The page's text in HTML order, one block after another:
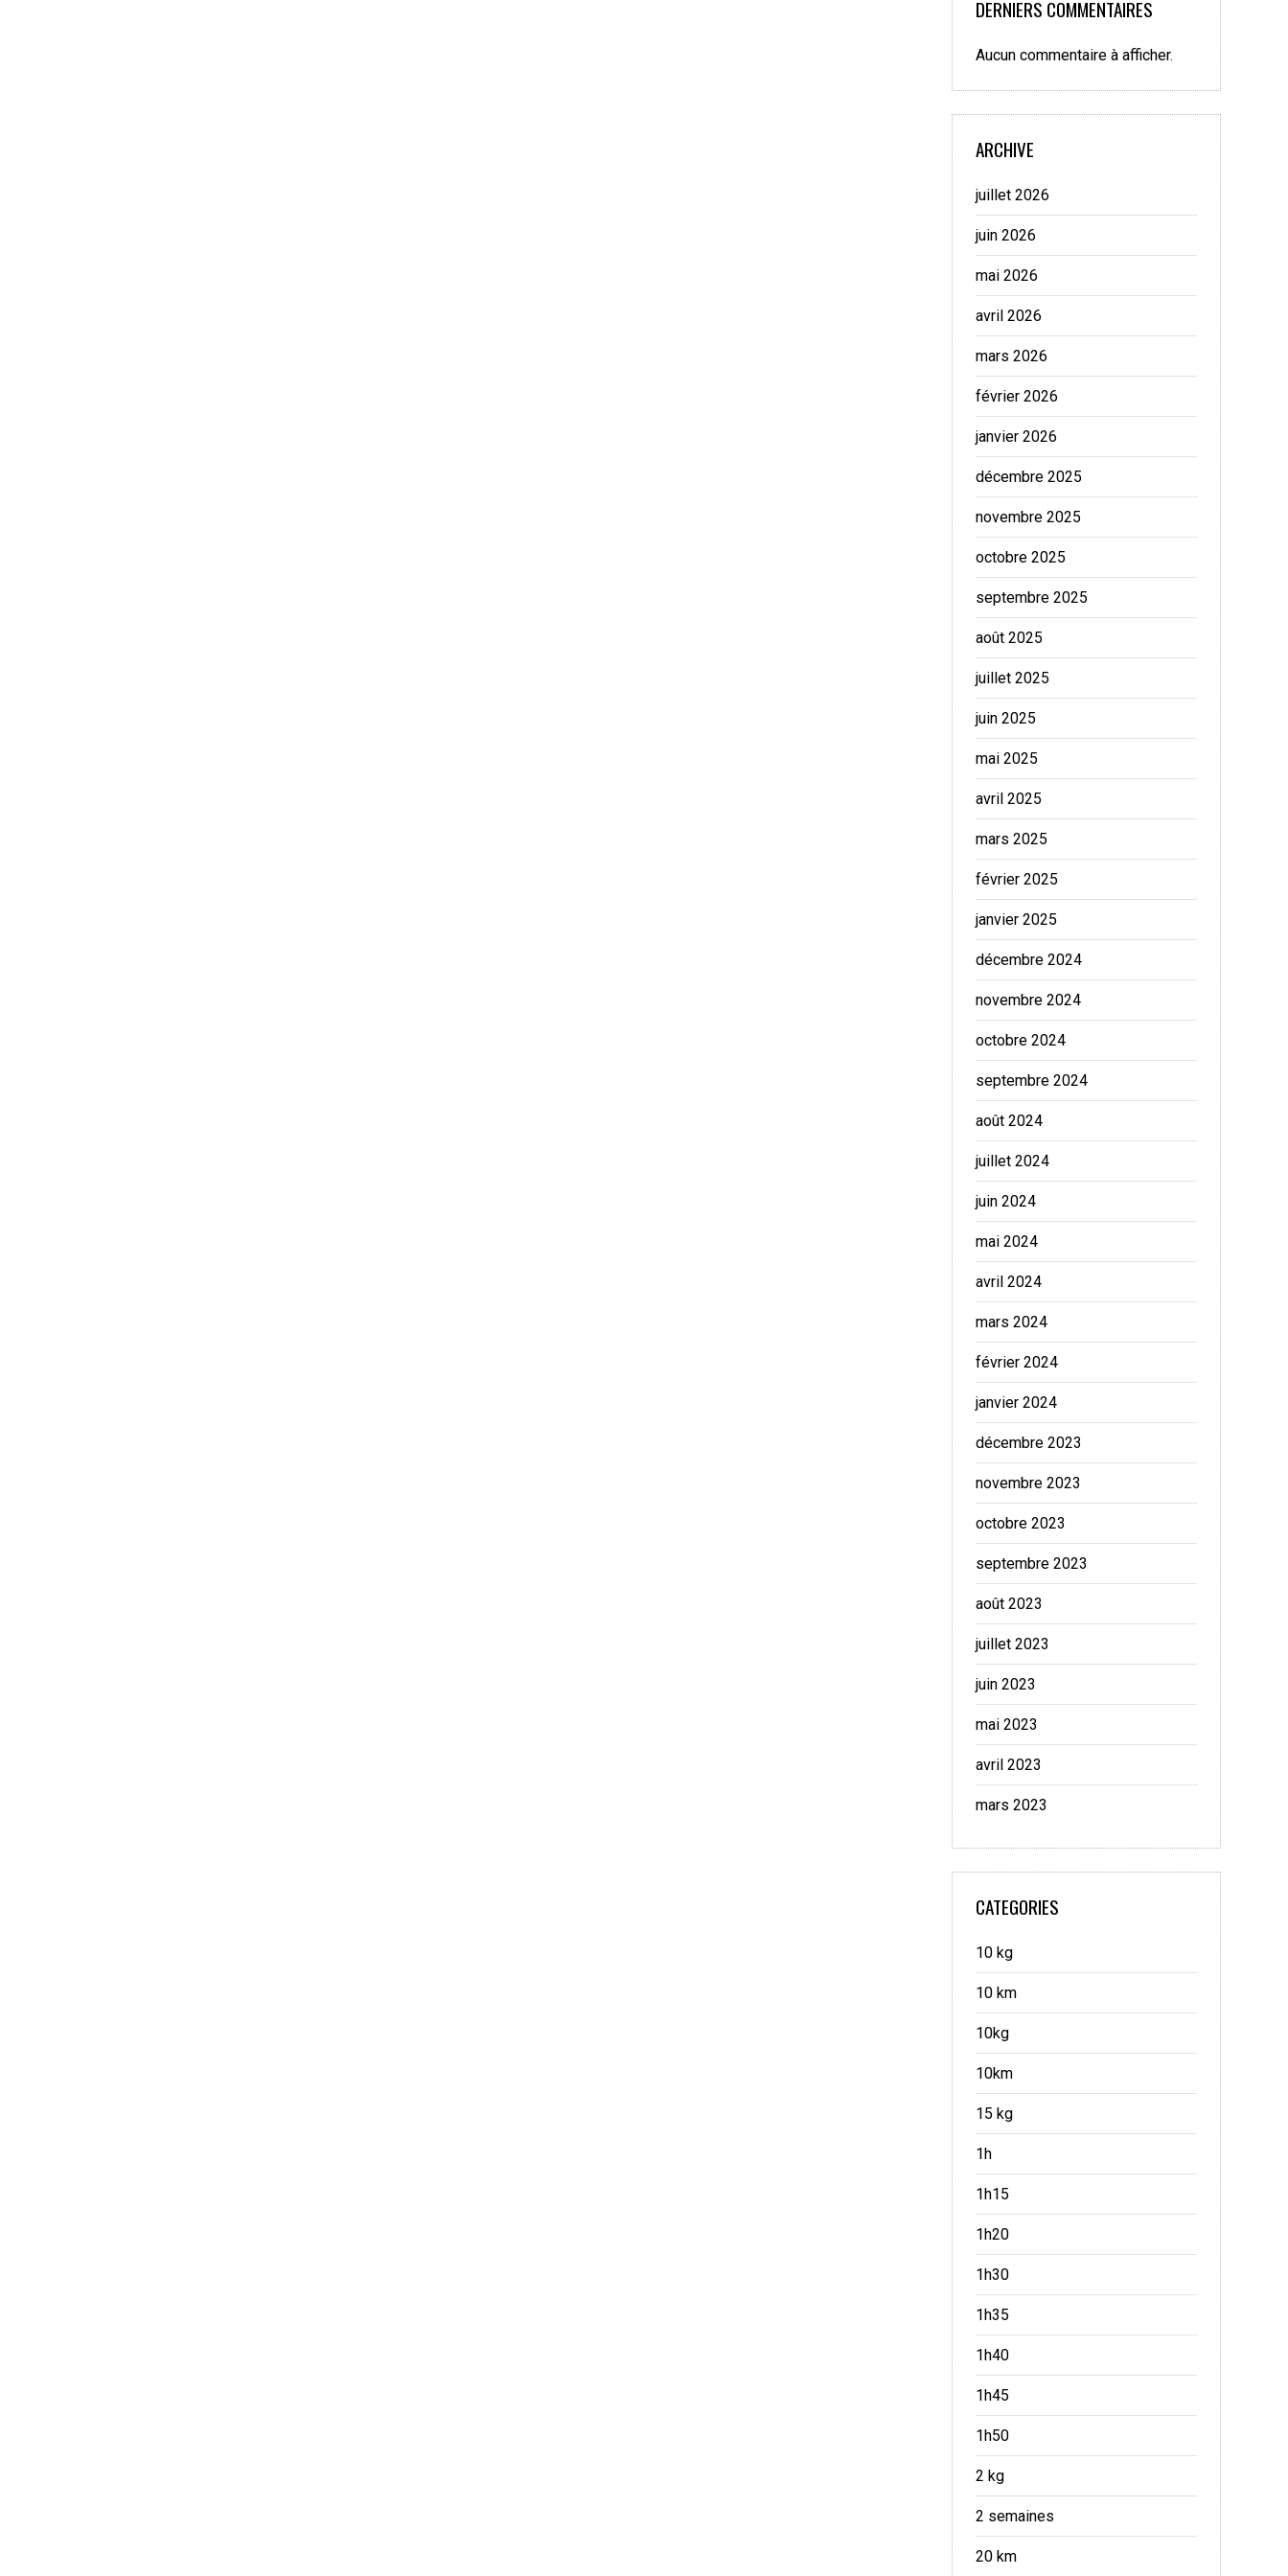
DERNIERS COMMENTAIRES
Aucun commentaire à afficher.
ARCHIVE
juillet 2026
juin 2026
mai 2026
avril 2026
mars 2026
février 2026
janvier 2026
décembre 2025
novembre 2025
octobre 2025
septembre 2025
août 2025
juillet 2025
juin 2025
mai 2025
avril 2025
mars 2025
février 2025
janvier 2025
décembre 2024
novembre 2024
octobre 2024
septembre 2024
août 2024
juillet 2024
juin 2024
mai 2024
avril 2024
mars 2024
février 2024
janvier 2024
décembre 2023
novembre 2023
octobre 2023
septembre 2023
août 2023
juillet 2023
juin 2023
mai 2023
avril 2023
mars 2023
CATEGORIES
10 kg
10 km
10kg
10km
15 kg
1h
1h15
1h20
1h30
1h35
1h40
1h45
1h50
2 kg
2 semaines
20 km